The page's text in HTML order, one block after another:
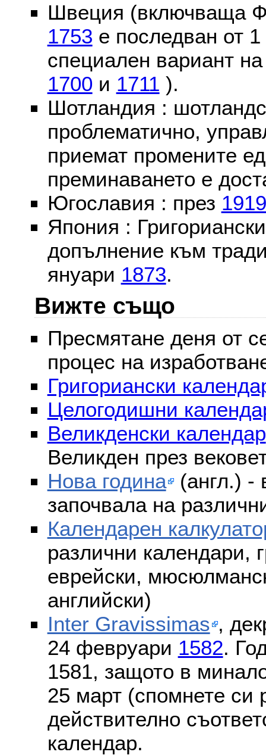
Швеция (включваща
1753 е последван от
специален вариант
1700 и 1711 ).
Шотландия :
проблематично,
приемат промените
преминаването е
Югославия : през 1919
Япония :
допълнение към
януари 1873.
Вижте също
Пресмятане деня от
процес на
Григориански
Целогодишни
Великденски календар
Великден през
Нова година (англ.) -
започвала на
Календарен
различни календари,
еврейски,
английски)
Inter Gravissimas ,
24 февруари 1582.
1581, защото в
25 март (спомнете си
действително
календар.